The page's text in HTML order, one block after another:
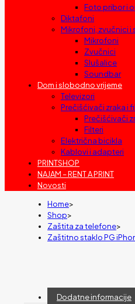
Foto pribor i
Diktafoni
Mikrofoni, zvučnici i
Mikrofoni
Zvučnici
Slušalice
Soundbar
Dom i slobodno vrijeme
Televizori
Prečišćivači zraka i
Prečišćivači
Filteri
Električna bicikla
Kablovi i adapteri
PRINTSHOP
NAJAM – RENT A PRINT
Novosti
Home>
Shop>
Zaštita za telefone>
Zaštitno staklo PG
Dodatne informacije